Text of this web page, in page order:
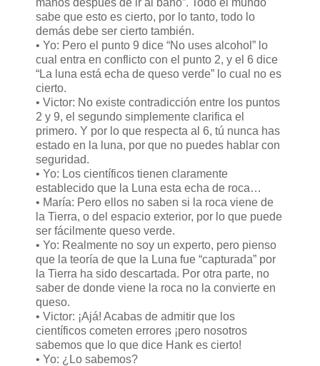
sabe que esto es cierto, por lo tanto, todo lo
demás debe ser cierto también.
• Yo: Pero el punto 9 dice “No uses alcohol” lo
cual entra en conflicto con el punto 2, y el 6 dice
“La luna está echa de queso verde” lo cual no es
cierto.
• Victor: No existe contradicción entre los puntos
2 y 9, el segundo simplemente clarifica el
primero. Y por lo que respecta al 6, tú nunca has
estado en la luna, por que no puedes hablar con
seguridad.
• Yo: Los científicos tienen claramente
establecido que la Luna esta echa de roca…
• María: Pero ellos no saben si la roca viene de
la Tierra, o del espacio exterior, por lo que puede
ser fácilmente queso verde.
• Yo: Realmente no soy un experto, pero pienso
que la teoría de que la Luna fue “capturada” por
la Tierra ha sido descartada. Por otra parte, no
saber de donde viene la roca no la convierte en
queso.
• Victor: ¡Ajá! Acabas de admitir que los
científicos cometen errores ¡pero nosotros
sabemos que lo que dice Hank es cierto!
• Yo: ¿Lo sabemos?